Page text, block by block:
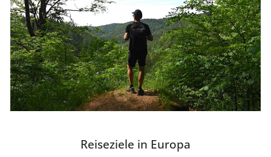
Reiseziele in Europa